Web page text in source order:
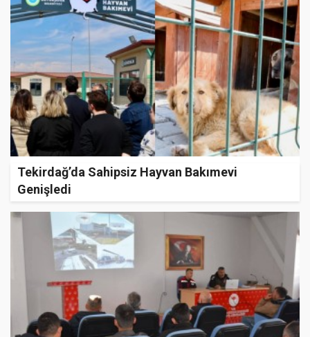
Tekirdağ’da Sahipsiz Hayvan Bakımevi
Genişledi